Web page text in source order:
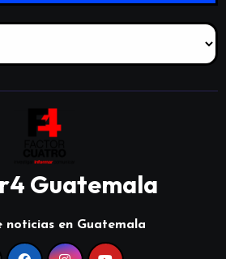
Guatemala
noticias en Guatemala